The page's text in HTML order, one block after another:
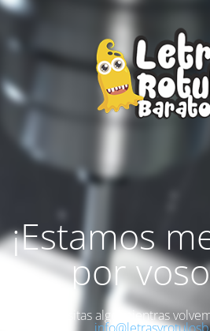
¡Estamos
por
Si necesitas algo mientras